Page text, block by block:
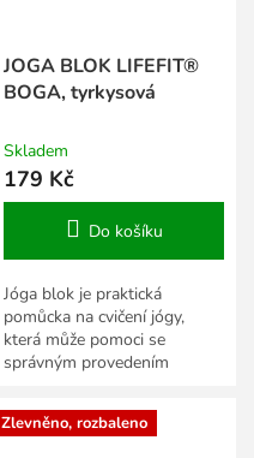
JOGA BLOK LIFEFIT®
BOGA, tyrkysová
Skladem
179 Kč
Do košíku
Jóga blok je praktická
pomůcka na cvičení jógy,
která může pomoci se
správným provedením
v sedě podporuje správné
držení...
Zlevněno, rozbaleno